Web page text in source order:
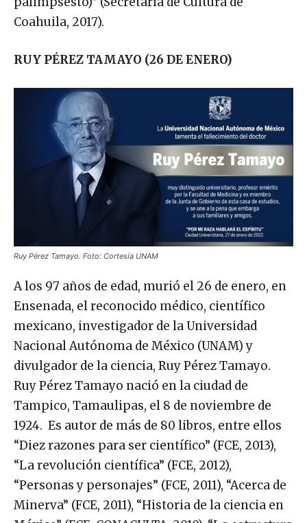
palimpsesto)” (Secretaría de Cultura de
Coahuila, 2017).
RUY PÉREZ TAMAYO (26 DE ENERO)
Ruy Pérez Tamayo. Foto: Cortesía UNAM
A los 97 años de edad, murió el 26 de enero, en
Ensenada, el reconocido médico, científico
mexicano, investigador de la Universidad
Nacional Autónoma de México (UNAM) y
divulgador de la ciencia, Ruy Pérez Tamayo.
Ruy Pérez Tamayo nació en la ciudad de
Tampico, Tamaulipas, el 8 de noviembre de
1924. Es autor de más de 80 libros, entre ellos
“Diez razones para ser científico” (FCE, 2013),
“La revolución científica” (FCE, 2012),
“Personas y personajes” (FCE, 2011), “Acerca de
Minerva” (FCE, 2011), “Historia de la ciencia en